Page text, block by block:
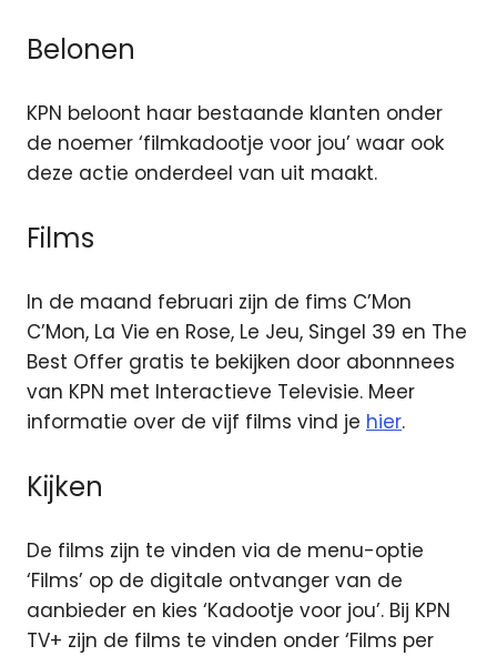
Belonen
KPN beloont haar bestaande klanten onder
de noemer ‘filmkadootje voor jou’ waar ook
deze actie onderdeel van uit maakt.
Films
In de maand februari zijn de fims C’Mon
C’Mon, La Vie en Rose, Le Jeu, Singel 39 en The
Best Offer gratis te bekijken door abonnnees
van KPN met Interactieve Televisie. Meer
informatie over de vijf films vind je hier.
Kijken
De films zijn te vinden via de menu-optie
‘Films’ op de digitale ontvanger van de
aanbieder en kies ‘Kadootje voor jou’. Bij KPN
TV+ zijn de films te vinden onder ‘Films per